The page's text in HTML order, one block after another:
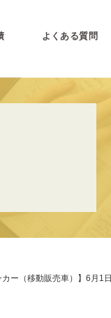
よくある質問
ー（移動販売車）】6月1